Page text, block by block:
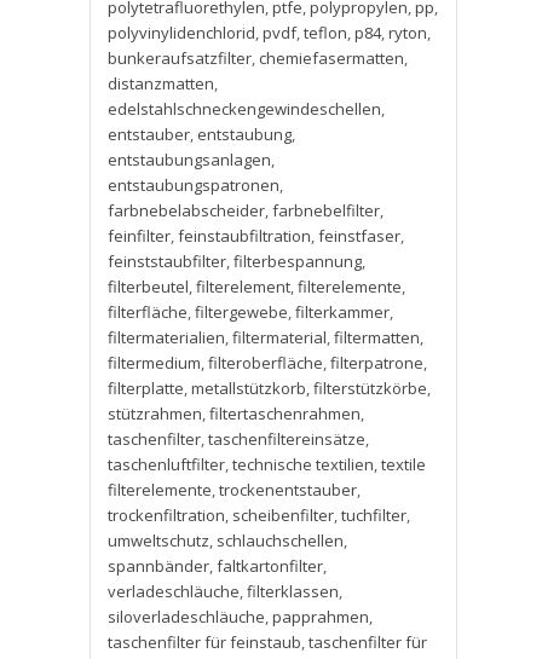
polytetrafluorethylen,ptfe,polypropylen,pp,
polyvinylidenchlorid,pvdf,teflon,p84,ryton,
bunkeraufsatzfilter, chemiefasermatten,
distanzmatten,
edelstahlschneckengewindeschellen,
entstauber, entstaubung,
entstaubungsanlagen,
entstaubungspatronen,
farbnebelabscheider,farbnebelfilter,
feinfilter,feinstaubfiltration,feinstfaser,
feinststaubfilter,filterbespannung,
filterbeutel,filterelement,filterelemente,
filterfläche,filtergewebe,filterkammer,
filtermaterialien,filtermaterial,filtermatten,
filtermedium,filteroberfläche,filterpatrone,
filterplatte,metallstützkorb,filterstützkörbe,
stützrahmen,filtertaschenrahmen,
taschenfilter,taschenfiltereinsätze,
taschenluftfilter,technische textilien,textile
filterelemente,trockenentstauber,
trockenfiltration, scheibenfilter,tuchfilter,
umweltschutz, schlauchschellen,
spannbänder,faltkartonfilter,
verladeschläuche,filterklassen,
siloverladeschläuche,papprahmen,
taschenfilter für feinstaub,taschenfilter für